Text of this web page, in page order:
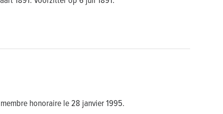
honoraire le 28 janvier 1995.